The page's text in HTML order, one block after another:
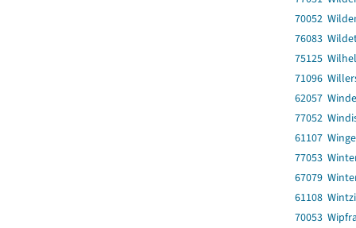
70052
76083
75125
71096
62057
77052
61107
77053
67079
61108
70053